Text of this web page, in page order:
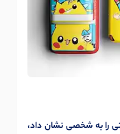
را به شخصی نشان داد،